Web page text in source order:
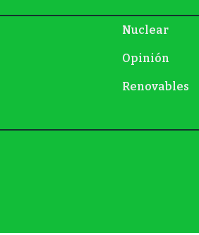
Nuclear
Opinión
Renovables